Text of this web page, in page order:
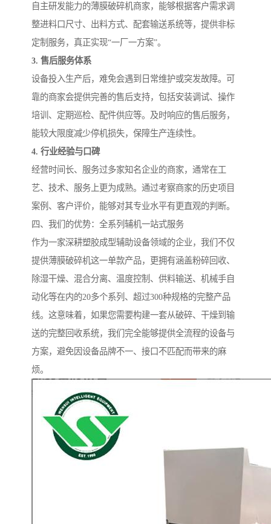
自主研发能力的薄膜破碎机商家，能够根据客户需求调
整进料口尺寸、出料方式、配套输送系统等，提供非标
定制服务，真正实现“一厂一方案”。
3. 售后服务体系
设备投入生产后，难免会遇到日常维护或突发故障。可
靠的商家会提供完善的售后支持，包括安装调试、操作
培训、定期巡检、配件供应等。及时响应的售后服务，
能较大限度减少停机损失，保障生产连续性。
4. 行业经验与口碑
经营时间长、服务过多家知名企业的商家，通常在工
艺、技术、服务上更为成熟。通过考察商家的历史项目
案例、客户评价，能够对其专业水平有更直观的判断。
四、我们的优势：全系列辅机一站式服务
作为一家深耕塑胶成型辅助设备领域的企业，我们不仅
提供薄膜破碎机这一单款产品，更拥有涵盖粉碎回收、
除湿干燥、混合分离、温度控制、供料输送、机械手自
动化等在内的20多个系列、超过300种规格的完整产品
线。这意味着，如果您需要构建一套从破碎、干燥到输
送的完整回收系统，我们完全能够提供全流程的设备与
方案，避免因设备品牌不一、接口不匹配而带来的麻
烦。